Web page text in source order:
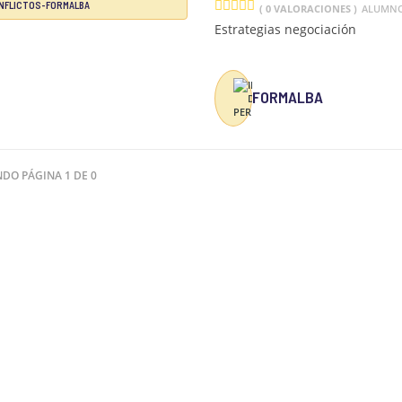
( 0 VALORACIONES )
Estrategias negociación
FORMALBA
PÁGINA 1 DE 0